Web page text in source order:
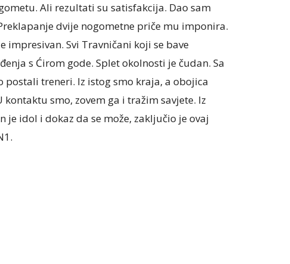
Ali rezultati su satisfakcija. Dao sam
dvije nogometne priče mu imponira.
impresivan. Svi Travničani koji se bave
s Ćirom gode. Splet okolnosti je čudan. Sa
treneri. Iz istog smo kraja, a obojica
smo, zovem ga i tražim savjete. Iz
idol i dokaz da se može, zaključio je ovaj